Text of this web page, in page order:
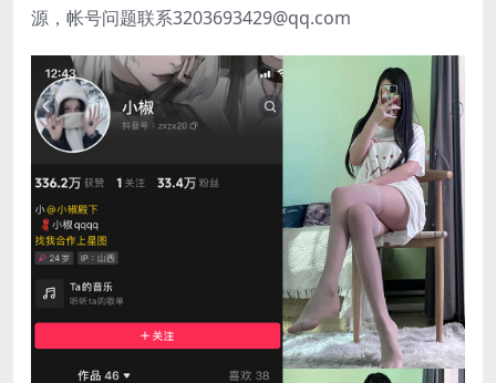
源，帐号问题联系3203693429@qq.com